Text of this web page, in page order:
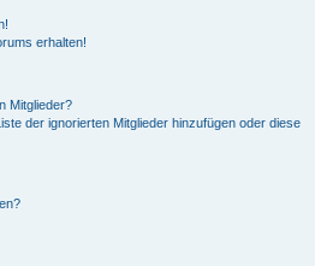
erhalten!
Mitglieder?
der ignorierten Mitglieder hinzufügen oder diese